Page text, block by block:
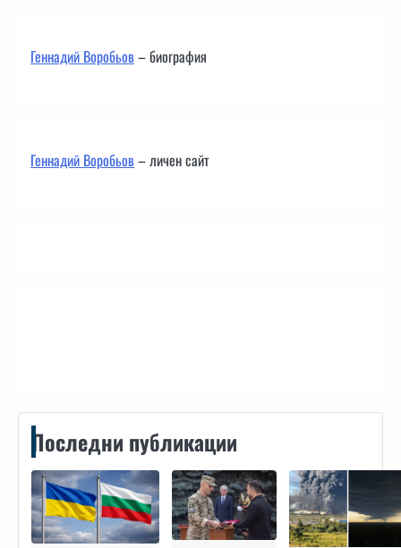
Геннадий Воробьов– биография
Геннадий Воробьов– личен сайт
Последни публикации